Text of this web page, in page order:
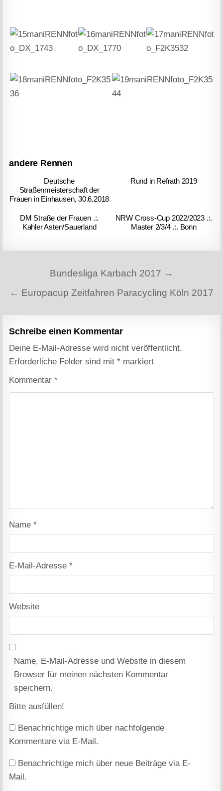
andere Rennen
Deutsche
Straßenmeisterschaft der
Frauen in Einhausen, 30.6.2018
Rund in Refrath 2019
DM Straße der Frauen .:.
Kahler Asten/Sauerland
NRW Cross-Cup 2022/2023 .:.
Master 2/3/4 .:. Bonn
Beitragsnavigation
Bundesliga Karbach 2017 →
← Europacup Zeitfahren Paracycling Köln 2017
Schreibe einen Kommentar
Deine E-Mail-Adresse wird nicht veröffentlicht.
Erforderliche Felder sind mit* markiert
Kommentar*
Name*
E-Mail-Adresse*
Website
Name, E-Mail-Adresse und Website in diesem
Browser für meinen nächsten Kommentar
speichern.
Bitte ausfüllen!
Benachrichtige mich über nachfolgende
Kommentare via E-Mail.
Benachrichtige mich über neue Beiträge via E-
Mail.